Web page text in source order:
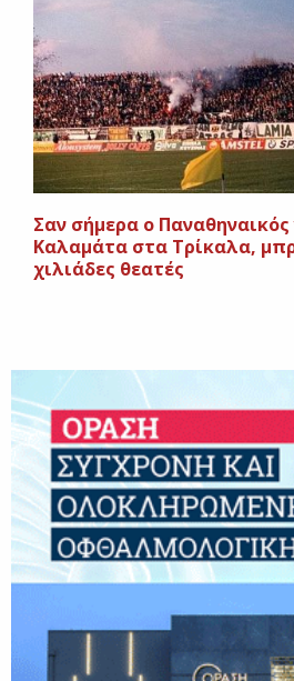
Σαν σήμερα ο Παναθηναικός
Καλαμάτα στα Τρίκαλα,
χιλιάδες θεατές